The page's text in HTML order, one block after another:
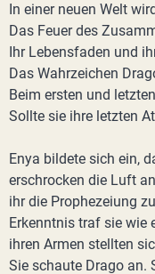
In einer neuen Welt
Das Feuer des
Ihr Lebensfaden und
Das Wahrzeichen
Beim ersten und
Sollte sie ihre letzten
Enya bildete sich ein,
erschrocken die Luft
ihr die Prophezeiung
Erkenntnis traf sie wie
ihren Armen stellten
Sie schaute Drago an.